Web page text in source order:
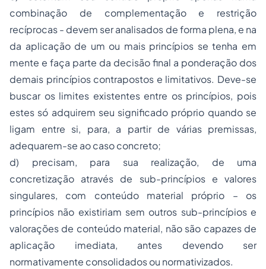
combinação de complementação e restrição
recíprocas- devem ser analisados de forma plena, e na
da aplicação de um ou mais princípios se tenha em
mente e faça parte da decisão final a ponderação dos
demais princípios contrapostos e limitativos. Deve-se
buscar os limites existentes entre os princípios, pois
estes só adquirem seu significado próprio quando se
ligam entre si, para, a partir de várias premissas,
adequarem-se ao caso concreto;
d) precisam, para sua realização, de uma
concretização através de sub-princípios e valores
singulares, com conteúdo material próprio – os
princípios não existiriam sem outros sub-princípios e
valorações de conteúdo material, não são capazes de
aplicação imediata, antes devendo ser
normativamente consolidados ou normativizados.